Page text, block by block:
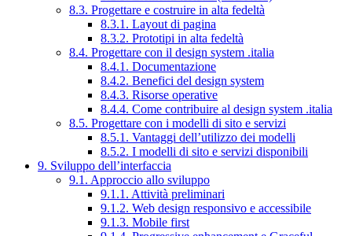
8.3. Progettare e costruire in alta fedeltà
8.3.1. Layout di pagina
8.3.2. Prototipi in alta fedeltà
8.4. Progettare con il design system .italia
8.4.1. Documentazione
8.4.2. Benefici del design system
8.4.3. Risorse operative
8.4.4. Come contribuire al design system .italia
8.5. Progettare con i modelli di sito e servizi
8.5.1. Vantaggi dell’utilizzo dei modelli
8.5.2. I modelli di sito e servizi disponibili
9. Sviluppo dell’interfaccia
9.1. Approccio allo sviluppo
9.1.1. Attività preliminari
9.1.2. Web design responsivo e accessibile
9.1.3. Mobile first